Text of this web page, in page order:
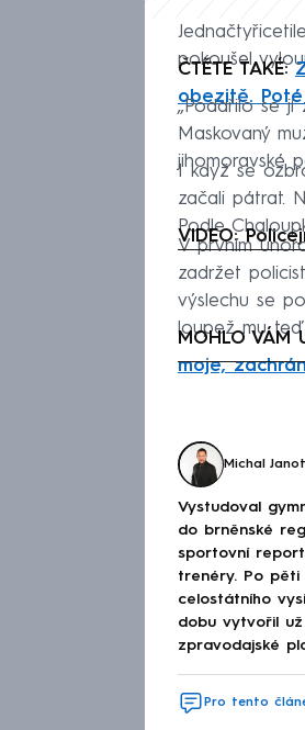
pokoušel
ČTĚTE TAKÉ:
obezitě.
„Podařilo se jí
Maskovaný
jihomoravské
I když se
začali pátrat.
Podle
VIDEO:
V prvním
zadržet
výslechu se
loupež mu
MOHLO VÁM
moje,
Michal
Vystudoval
do brněnské
sportovní
trenéry. Po
celostátního
dobu vytvořil
zpravodajské
Pro tento